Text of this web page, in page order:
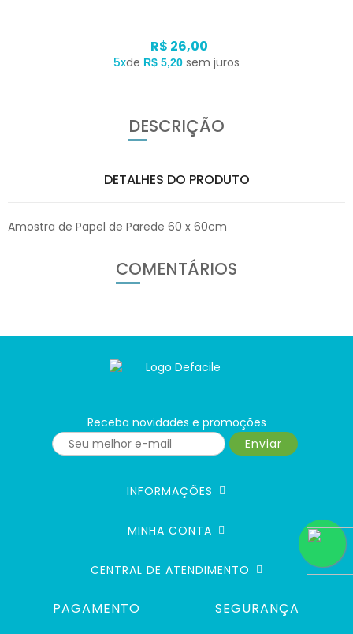
R$ 26,00
5xde R$ 5,20 sem juros
DESCRIÇÃO
DETALHES DO PRODUTO
Amostra de Papel de Parede 60 x 60cm
COMENTÁRIOS
Receba novidades e promoções
Enviar
INFORMAÇÕES
MINHA CONTA
CENTRAL DE ATENDIMENTO
PAGAMENTO SEGURANÇA